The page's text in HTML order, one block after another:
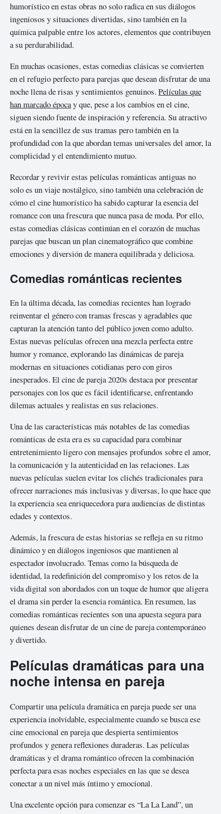
humorístico en estas obras no solo radica en sus diálogos
ingeniosos y situaciones divertidas, sino también en la
química palpable entre los actores, elementos que contribuyen
a su perdurabilidad.
En muchas ocasiones, estas comedias clásicas se convierten
en el refugio perfecto para parejas que desean disfrutar de una
noche llena de risas y sentimientos genuinos. Películas que
han marcado épocay que, pese a los cambios en el cine,
siguen siendo fuente de inspiración y referencia. Su atractivo
está en la sencillez de sus tramas pero también en la
profundidad con la que abordan temas universales del amor, la
complicidad y el entendimiento mutuo.
Recordar y revivir estas películas románticas antiguas no
solo es un viaje nostálgico, sino también una celebración de
cómo el cine humorístico ha sabido capturar la esencia del
romance con una frescura que nunca pasa de moda. Por ello,
estas comedias clásicas continúan en el corazón de muchas
parejas que buscan un plan cinematográfico que combine
emociones y diversión de manera equilibrada y deliciosa.
Comedias románticas recientes
En la última década, las comedias recientes han logrado
reinventar el género con tramas frescas y agradables que
capturan la atención tanto del público joven como adulto.
Estas nuevas películas ofrecen una mezcla perfecta entre
humor y romance, explorando las dinámicas de pareja
modernas en situaciones cotidianas pero con giros
inesperados. El cine de pareja 2020s destaca por presentar
personajes con los que es fácil identificarse, enfrentando
dilemas actuales y realistas en sus relaciones.
Una de las características más notables de las comedias
románticas de esta era es su capacidad para combinar
entretenimiento ligero con mensajes profundos sobre el amor,
la comunicación y la autenticidad en las relaciones. Las
nuevas películas suelen evitar los clichés tradicionales para
ofrecer narraciones más inclusivas y diversas, lo que hace que
la experiencia sea enriquecedora para audiencias de distintas
edades y contextos.
Además, la frescura de estas historias se refleja en su ritmo
dinámico y en diálogos ingeniosos que mantienen al
espectador involucrado. Temas como la búsqueda de
identidad, la redefinición del compromiso y los retos de la
vida digital son abordados con un toque de humor que aligera
el drama sin perder la esencia romántica. En resumen, las
comedias románticas recientes son una apuesta segura para
quienes desean disfrutar de un cine de pareja contemporáneo
y divertido.
Películas dramáticas para una
noche intensa en pareja
Compartir una película dramática en pareja puede ser una
experiencia inolvidable, especialmente cuando se busca ese
cine emocional en pareja que despierta sentimientos
profundos y genera reflexiones duraderas. Las películas
dramáticas y el drama romántico ofrecen la combinación
perfecta para esas noches especiales en las que se desea
conectar a un nivel más íntimo y emocional.
Una excelente opción para comenzar es “La La Land”, un